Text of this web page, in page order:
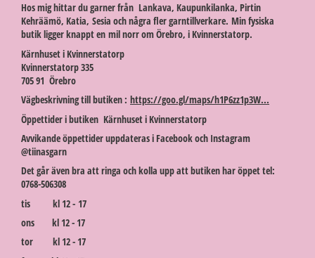
Hos mig hittar du garner från Lankava, Kaupunkilanka, Pirtin
Kehräämö, Katia, Sesia och några fler garntillverkare. Min fysiska
butik ligger knappt en mil norr om Örebro, i Kvinnerstatorp.
Kärnhuset i Kvinnerstatorp
Kvinnerstatorp 335
705 91 Örebro
Vägbeskrivning till butiken : https://goo.gl/maps/h1P6zz1p3W...
Öppettider i butiken Kärnhuset i Kvinnerstatorp
Avvikande öppettider uppdateras i Facebook och Instagram
@tiinasgarn
Det går även bra att ringa och kolla upp att butiken har öppet tel:
0768-506308
tis kl 12 - 17
ons kl 12 - 17
tor kl 12 - 17